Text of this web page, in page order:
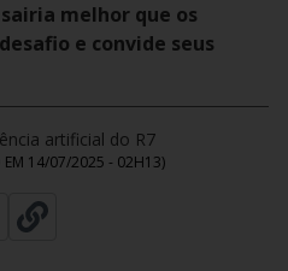
melhor que os
e convide seus
artificial do R7
14/07/2025 - 02H13)